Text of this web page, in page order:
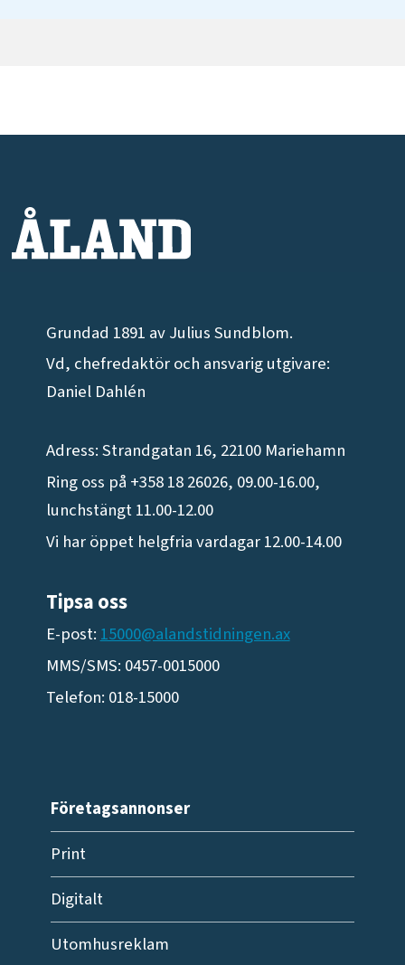
Grundad 1891 av Julius Sundblom.
Vd, chefredaktör och ansvarig utgivare:
Daniel Dahlén
Adress: Strandgatan 16, 22100 Mariehamn
Ring oss på +358 18 26026, 09.00-16.00,
lunchstängt 11.00-12.00
Vi har öppet helgfria vardagar 12.00-14.00
Tipsa oss
E-post: 15000@alandstidningen.ax
MMS/SMS: 0457-0015000
Telefon: 018-15000
Företagsannonser
Print
Digitalt
Utomhusreklam